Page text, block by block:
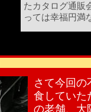
たカタログ通販
っては幸福円満
さて今回の
食してい
の老舗、大